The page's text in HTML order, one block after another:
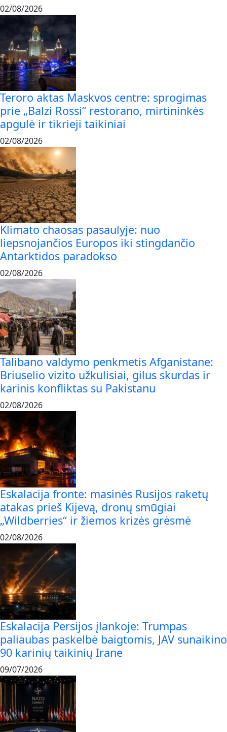
02/08/2026
Teroro aktas Maskvos centre: sprogimas
prie „Balzi Rossi“ restorano, mirtininkės
apgulė ir tikrieji taikiniai
02/08/2026
Klimato chaosas pasaulyje: nuo
liepsnojančios Europos iki stingdančio
Antarktidos paradokso
02/08/2026
Talibano valdymo penkmetis Afganistane:
Briuselio vizito užkulisiai, gilus skurdas ir
karinis konfliktas su Pakistanu
02/08/2026
Eskalacija fronte: masinės Rusijos raketų
atakas prieš Kijevą, dronų smūgiai
„Wildberries“ ir žiemos krizės grėsmė
02/08/2026
Eskalacija Persijos įlankoje: Trumpas
paliaubas paskelbė baigtomis, JAV sunaikino
90 karinių taikinių Irane
09/07/2026